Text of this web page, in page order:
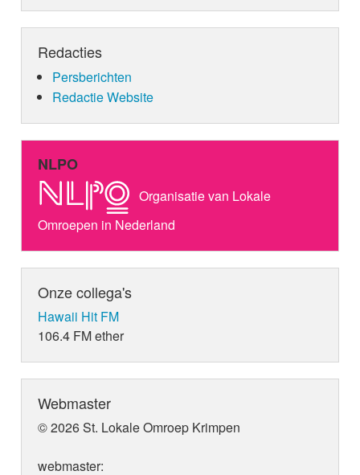
Redacties
Persberichten
Redactie Website
NLPO
Organisatie van Lokale
Omroepen in Nederland
Onze collega's
Hawaii Hit FM
106.4 FM ether
Webmaster
© 2026 St. Lokale Omroep Krimpen
webmaster: